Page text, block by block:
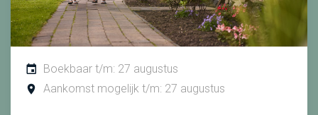
Boekbaar t/m: 27 augustus
Aankomst mogelijk t/m: 27 augustus